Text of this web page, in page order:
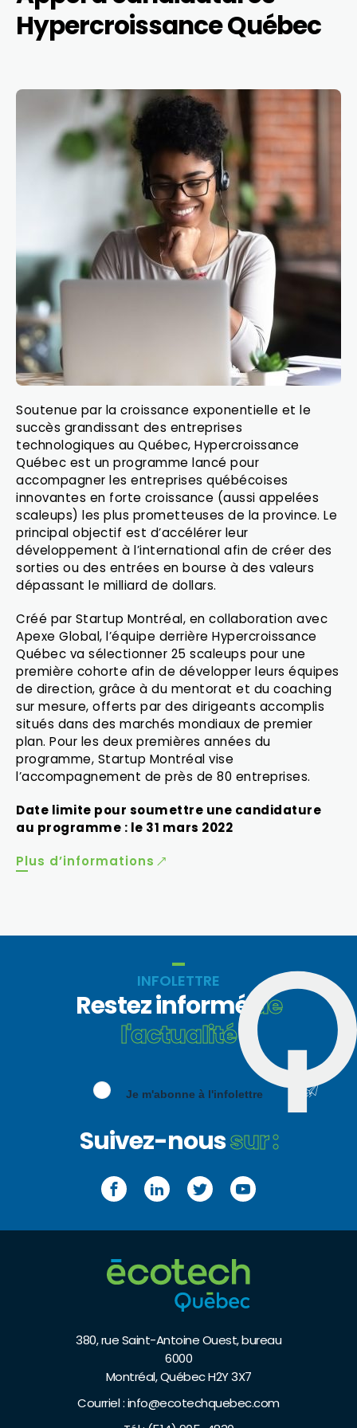
Hypercroissance Québec
Soutenue par la croissance exponentielle et le
succès grandissant des entreprises
technologiques au Québec, Hypercroissance
Québec est un programme lancé pour
accompagner les entreprises québécoises
innovantes en forte croissance (aussi appelées
scaleups) les plus prometteuses de la province. Le
principal objectif est d’accélérer leur
développement à l’international afin de créer des
sorties ou des entrées en bourse à des valeurs
dépassant le milliard de dollars.
Créé par Startup Montréal, en collaboration avec
Apexe Global, l’équipe derrière Hypercroissance
Québec va sélectionner 25 scaleups pour une
première cohorte afin de développer leurs équipes
de direction, grâce à du mentorat et du coaching
sur mesure, offerts par des dirigeants accomplis
situés dans des marchés mondiaux de premier
plan. Pour les deux premières années du
programme, Startup Montréal vise
l’accompagnement de près de 80 entreprises.
Date limite pour soumettre une candidature
au programme : le 31 mars 2022
Plus d’informations
380, rue Saint-Antoine Ouest, bureau
6000
Montréal, Québec H2Y 3X7
Courriel :info@ecotechquebec.com
INFOLETTRE
Restez informéde
l'actualité
Je m'abonne à l'infolettre
Suivez-noussur :
FacebookLinkedInTwitterYouTube